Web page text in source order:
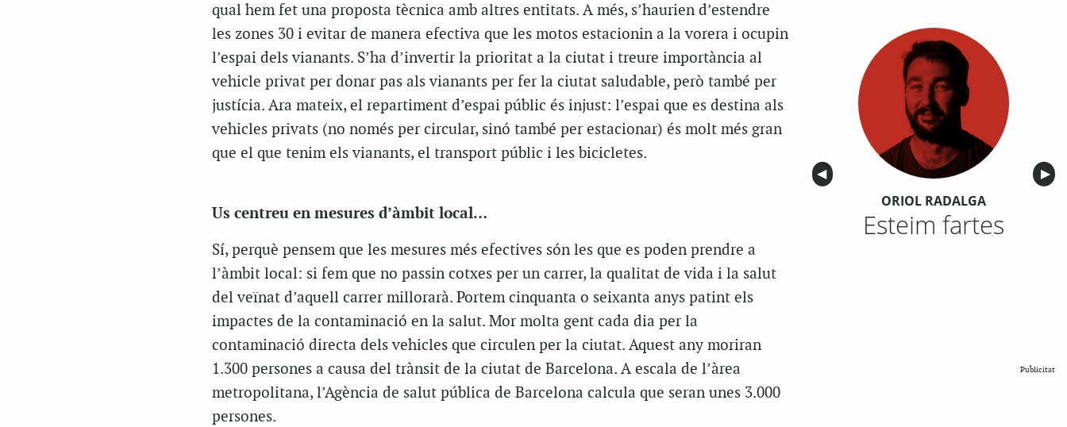
qual hem fet una proposta tècnica amb altres entitats. A més, s’haurien d’estendre
les zones 30 i evitar de manera efectiva que les motos estacionin a la vorera i ocupin
l’espai dels vianants. S’ha d’invertir la prioritat a la ciutat i treure importància al
vehicle privat per donar pas als vianants per fer la ciutat saludable, però també per
justícia. Ara mateix, el repartiment d’espai públic és injust: l’espai que es destina als
vehicles privats (no només per circular, sinó també per estacionar) és molt més gran
que el que tenim els vianants, el transport públic i les bicicletes.
Us centreu en mesures d’àmbit local…
Sí, perquè pensem que les mesures més efectives són les que es poden prendre a
l’àmbit local: si fem que no passin cotxes per un carrer, la qualitat de vida i la salut
del veïnat d’aquell carrer millorarà. Portem cinquanta o seixanta anys patint els
impactes de la contaminació en la salut. Mor molta gent cada dia per la
contaminació directa dels vehicles que circulen per la ciutat. Aquest any moriran
1.300 persones a causa del trànsit de la ciutat de Barcelona. A escala de l’àrea
metropolitana, l’Agència de salut pública de Barcelona calcula que seran unes 3.000
persones.
Anterior
◀︎ ▶︎
ORIOL RADALGA
Esteim fartes
Publicitat